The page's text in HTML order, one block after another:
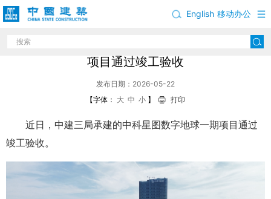
移动办公
English
中建三局承建的安徽合肥中科星图数字地球一期
项目通过竣工验收
发布日期：2026-05-22
【字体： 大 中 小 】 打印
近日，中建三局承建的中科星图数字地球一期项目通过
竣工验收。